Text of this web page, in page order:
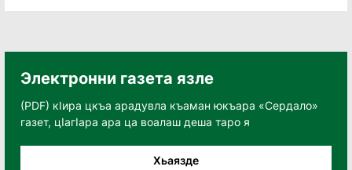
Электронни газета язле
(PDF) кӀира цкъа арадувла къаман юкъара «Сердало»
газет, цӀагӀара ара ца воалаш деша таро я
Хьаязде